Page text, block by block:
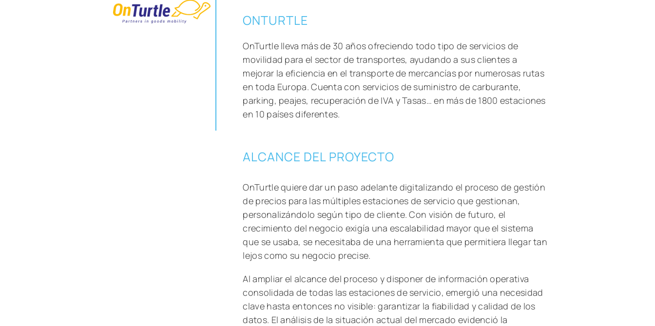
ONTURTLE
OnTurtle lleva más de 30 años ofreciendo todo tipo de servicios de
movilidad para el sector de transportes, ayudando a sus clientes a
mejorar la eficiencia en el transporte de mercancías por numerosas rutas
en toda Europa. Cuenta con servicios de suministro de carburante,
parking, peajes, recuperación de IVA y Tasas… en más de 1800 estaciones
en 10 países diferentes.
ALCANCE DEL PROYECTO
OnTurtle quiere dar un paso adelante digitalizando el proceso de gestión
de precios para las múltiples estaciones de servicio que gestionan,
personalizándolo según tipo de cliente. Con visión de futuro, el
crecimiento del negocio exigía una escalabilidad mayor que el sistema
que se usaba, se necesitaba de una herramienta que permitiera llegar tan
lejos como su negocio precise.
Al ampliar el alcance del proceso y disponer de información operativa
consolidada de todas las estaciones de servicio, emergió una necesidad
clave hasta entonces no visible: garantizar la fiabilidad y calidad de los
datos. El análisis de la situación actual del mercado evidenció la